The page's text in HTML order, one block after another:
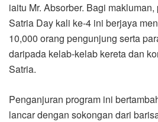
iaitu Mr. Absorber. Bagi
Satria Day kali ke-4 ini berjaya
10,000 orang pengunjung serta
daripada kelab-kelab kereta dan
Satria.
Penganjuran program ini
lancar dengan sokongan dari